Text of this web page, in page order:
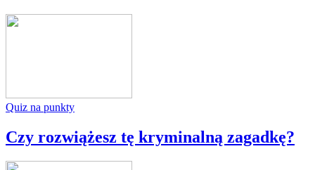
Quiz na punkty
Czy rozwiążesz tę kryminalną zagadkę?